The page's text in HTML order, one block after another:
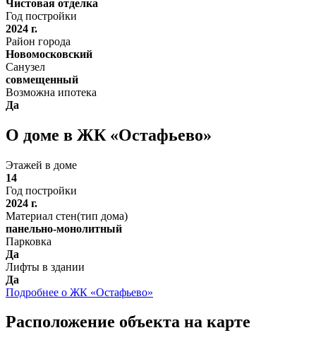
Чистовая отделка
Год постройки
2024 г.
Район города
Новомосковский
Санузел
совмещенный
Возможна ипотека
Да
О доме в ЖК «Остафьево»
Этажей в доме
14
Год постройки
2024 г.
Материал стен(тип дома)
панельно-монолитный
Парковка
Да
Лифты в здании
Да
Подробнее о ЖК «Остафьево»
Расположение объекта на карте